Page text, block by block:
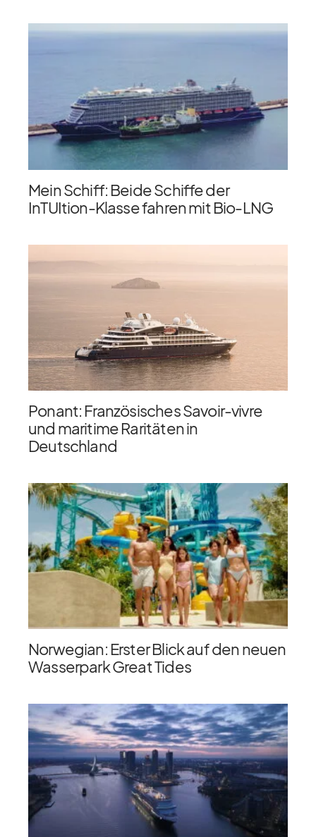
Mein Schiff: Beide Schiffe der
InTUItion-Klasse fahren mit Bio-LNG
Ponant: Französisches Savoir-vivre
und maritime Raritäten in
Deutschland
Norwegian: Erster Blick auf den neuen
Wasserpark Great Tides